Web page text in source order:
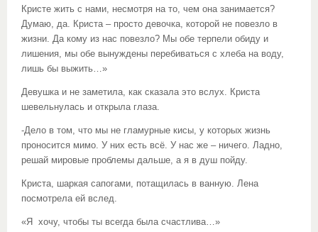
Кристе жить с нами, несмотря на то, чем она занимается?
Думаю, да. Криста – просто девочка, которой не повезло в
жизни. Да кому из нас повезло? Мы обе терпели обиду и
лишения, мы обе вынуждены перебиваться с хлеба на воду,
лишь бы выжить…»
Девушка и не заметила, как сказала это вслух. Криста
шевельнулась и открыла глаза.
-Дело в том, что мы не гламурные кисы, у которых жизнь
проносится мимо. У них есть всё. У нас же – ничего. Ладно,
решай мировые проблемы дальше, а я в душ пойду.
Криста, шаркая сапогами, потащилась в ванную. Лена
посмотрела ей вслед.
«Я хочу, чтобы ты всегда была счастлива…»